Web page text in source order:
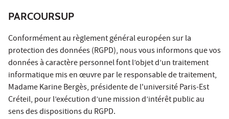
PARCOURSUP
Conformément au règlement général européen sur la
protection des données (RGPD), nous vous informons que vos
données à caractère personnel font l’objet d’un traitement
informatique mis en œuvre par le responsable de traitement,
Madame Karine Bergès, présidente de l'université Paris-Est
Créteil, pour l’exécution d’une mission d’intérêt public au
sens des dispositions du RGPD.